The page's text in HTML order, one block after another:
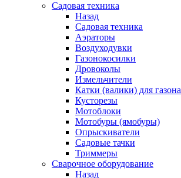
Садовая техника
Назад
Садовая техника
Аэраторы
Воздуходувки
Газонокосилки
Дровоколы
Измельчители
Катки (валики) для газона
Кусторезы
Мотоблоки
Мотобуры (ямобуры)
Опрыскиватели
Садовые тачки
Триммеры
Сварочное оборудование
Назад